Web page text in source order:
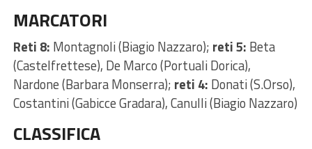
MARCATORI
Reti 8: Montagnoli (Biagio Nazzaro); reti 5: Beta
(Castelfrettese), De Marco (Portuali Dorica),
Nardone (Barbara Monserra); reti 4: Donati (S.Orso),
Costantini (Gabicce Gradara), Canulli (Biagio Nazzaro)
CLASSIFICA